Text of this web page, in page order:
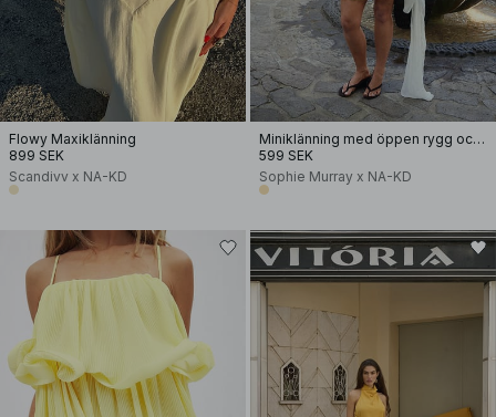
Flowy Maxiklänning
899 SEK
Scandivv x NA-KD
Miniklänning med öppen rygg och pärldetalj
599 SEK
Sophie Murray x NA-KD